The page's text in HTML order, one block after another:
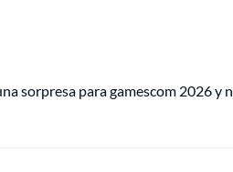
sorpresa para gamescom 2026 y